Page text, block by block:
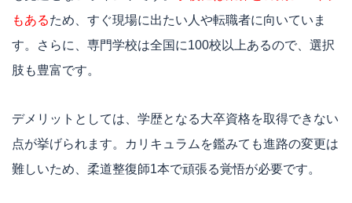
もあるため、すぐ現場に出たい人や転職者に向いていま
す。さらに、専門学校は全国に100校以上あるので、選択
肢も豊富です。
デメリットとしては、学歴となる大卒資格を取得できない
点が挙げられます。カリキュラムを鑑みても進路の変更は
難しいため、柔道整復師1本で頑張る覚悟が必要です。